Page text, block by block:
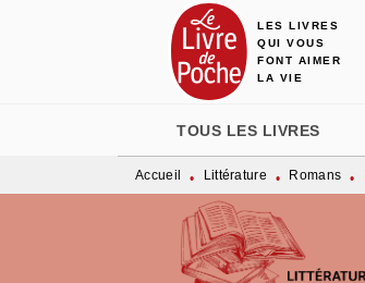
MENU RECHERCHE
LES LIVRES
QUI VOUS
FONT AIMER
LA VIE
TOUS LES LIVRES
Accueil • Littérature • Romans •